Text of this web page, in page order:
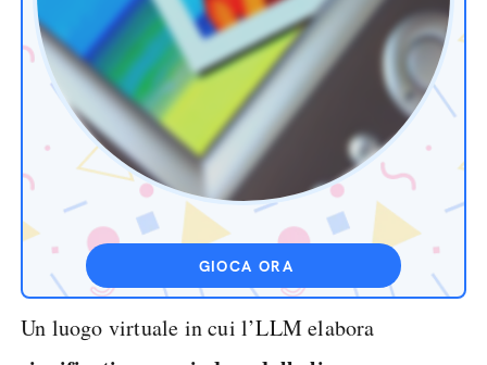
GIOCA ORA
Un luogo virtuale in cui l’LLM elabora